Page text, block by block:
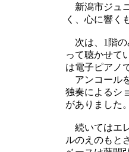
新潟市ジュ
く、心に響く
次は、1階の
って聴かせて
は電子ピアノ
アンコール
独奏によるシ
がありました
続いてはエ
ルのえのもと